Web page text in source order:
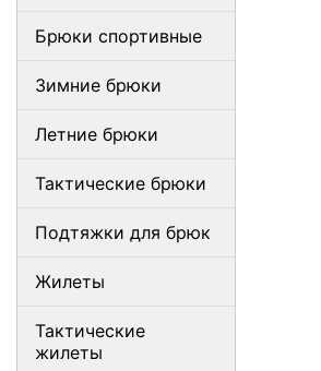
Брюки спортивные
Зимние брюки
Летние брюки
Тактические брюки
Подтяжки для брюк
Жилеты
Тактические
жилеты